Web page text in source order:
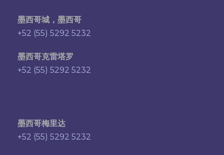
墨西哥城，墨西哥
+52 (55) 5292 5232
墨西哥克雷塔罗
+52 (55) 5292 5232
墨西哥梅里达
+52 (55) 5292 5232